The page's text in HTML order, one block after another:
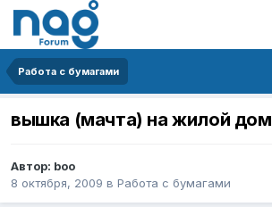
Работа с бумагами
вышка (мачта) на жилой дом
Автор: boo
8 октября, 2009 в Работа с бумагами